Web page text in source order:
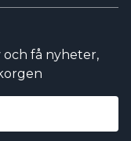
få nyheter,